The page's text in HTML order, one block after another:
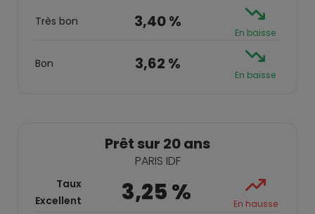
Très bon 3,40 %
En baisse
Bon 3,62 %
En baisse
Prêt sur 20 ans
PARIS IDF
Taux
Excellent
3,25 % En hausse